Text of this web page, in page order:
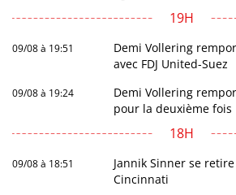
19H
09/08 à 19:51
Demi Vollering
avec FDJ United-Suez
09/08 à 19:24
Demi Vollering
pour la deuxième fois
18H
09/08 à 18:51
Jannik Sinner se
Cincinnati